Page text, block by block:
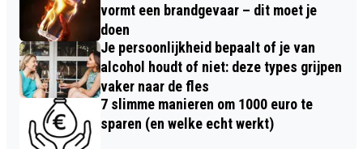
vormt een brandgevaar – dit moet je
doen
Je persoonlijkheid bepaalt of je van
alcohol houdt of niet: deze types grijpen
vaker naar de fles
7 slimme manieren om 1000 euro te
sparen (en welke echt werkt)